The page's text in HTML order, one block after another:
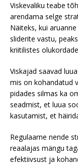
Viskevaliku teabe
arendama selge
Näiteks, kui
sliderite vastu,
kriitilistes
Viskajad saavad
mis on kohandatud
pidades silmas ka
seadmist, et luua
kasutamist, et
Regulaarne nende
reaalajas mängu
efektiivsust ja